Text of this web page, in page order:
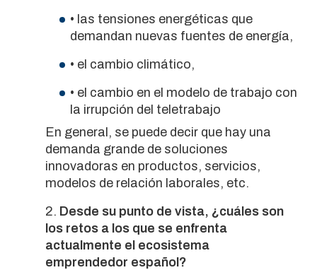
• las tensiones energéticas que
demandan nuevas fuentes de energía,
• el cambio climático,
• el cambio en el modelo de trabajo con
la irrupción del teletrabajo
En general, se puede decir que hay una
demanda grande de soluciones
innovadoras en productos, servicios,
modelos de relación laborales, etc.
Desde su punto de vista, ¿cuáles son
los retos a los que se enfrenta
actualmente el ecosistema
emprendedor español?